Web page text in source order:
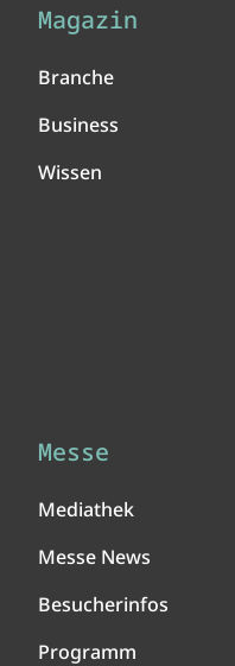
Magazin
Branche
Business
Wissen
Messe
Mediathek
Messe News
Besucherinfos
Programm